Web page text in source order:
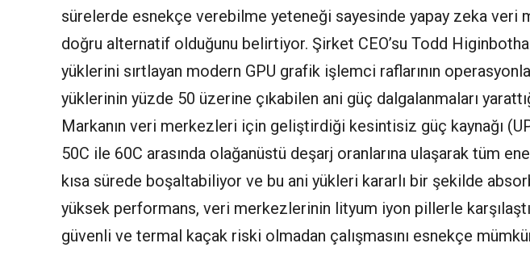
sürelerde esnekçe verebilme yeteneği sayesinde yapay zeka veri
doğru alternatif olduğunu belirtiyor. Şirket CEO’su Todd
yüklerini sırtlayan modern GPU grafik işlemci raflarının
yüklerinin yüzde 50 üzerine çıkabilen ani güç dalgalanmaları
Markanın veri merkezleri için geliştirdiği kesintisiz güç kaynağı
50C ile 60C arasında olağanüstü deşarj oranlarına ulaşarak tüm
kısa sürede boşaltabiliyor ve bu ani yükleri kararlı bir şekilde
yüksek performans, veri merkezlerinin lityum iyon pillerle
güvenli ve termal kaçak riski olmadan çalışmasını esnekçe